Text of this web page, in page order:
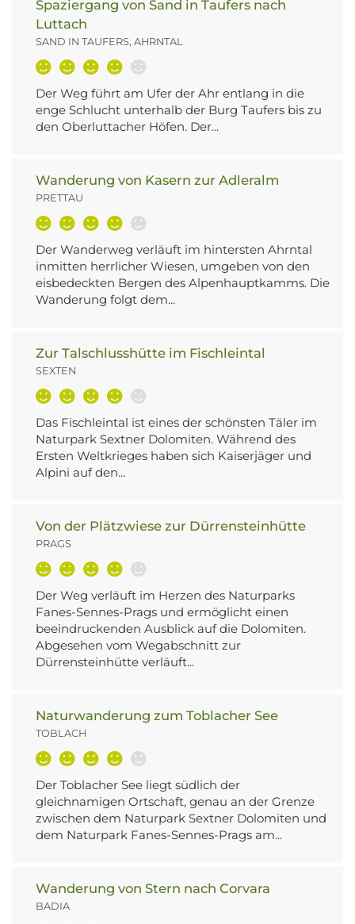
Spaziergang von Sand in Taufers nach
Luttach
SAND IN TAUFERS, AHRNTAL
Der Weg führt am Ufer der Ahr entlang in die
enge Schlucht unterhalb der Burg Taufers bis zu
den Oberluttacher Höfen. Der...
Wanderung von Kasern zur Adleralm
PRETTAU
Der Wanderweg verläuft im hintersten Ahrntal
inmitten herrlicher Wiesen, umgeben von den
eisbedeckten Bergen des Alpenhauptkamms. Die
Wanderung folgt dem...
Zur Talschlusshütte im Fischleintal
SEXTEN
Das Fischleintal ist eines der schönsten Täler im
Naturpark Sextner Dolomiten. Während des
Ersten Weltkrieges haben sich Kaiserjäger und
Alpini auf den...
Von der Plätzwiese zur Dürrensteinhütte
PRAGS
Der Weg verläuft im Herzen des Naturparks
Fanes-Sennes-Prags und ermöglicht einen
beeindruckenden Ausblick auf die Dolomiten.
Abgesehen vom Wegabschnitt zur
Dürrensteinhütte verläuft...
Naturwanderung zum Toblacher See
TOBLACH
Der Toblacher See liegt südlich der
gleichnamigen Ortschaft, genau an der Grenze
zwischen dem Naturpark Sextner Dolomiten und
dem Naturpark Fanes-Sennes-Prags am...
Wanderung von Stern nach Corvara
BADIA